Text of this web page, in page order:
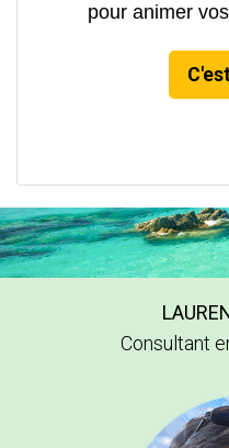
pour animer
Consultant